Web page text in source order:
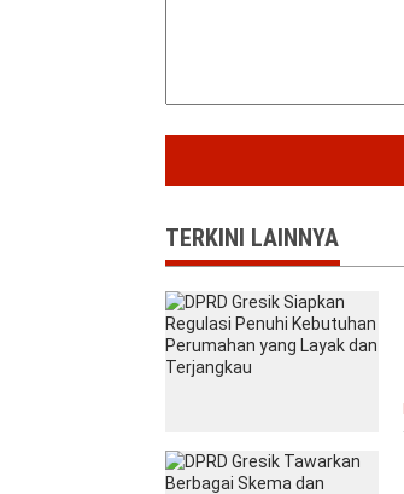
TERKINI LAINNYA